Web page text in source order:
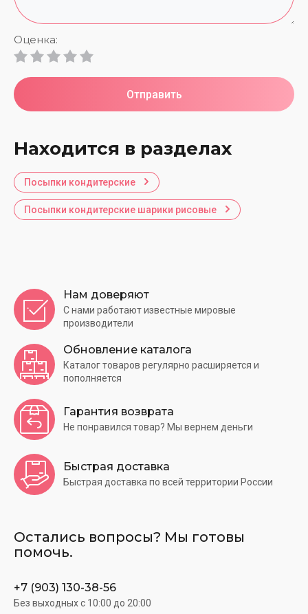
Оценка:
Отправить
Находится в разделах
Посыпки кондитерские
Посыпки кондитерские шарики рисовые
Нам доверяют
С нами работают известные мировые
производители
Обновление каталога
Каталог товаров регулярно расширяется и
пополняется
Гарантия возврата
Не понравился товар? Мы вернем деньги
Быстрая доставка
Быстрая доставка по всей территории России
Остались вопросы? Мы готовы
помочь.
+7 (903) 130-38-56
Без выходных c 10:00 до 20:00